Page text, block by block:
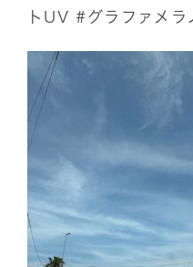
トUV #グラファメラ